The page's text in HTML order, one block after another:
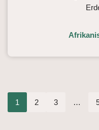
1 2 3 …